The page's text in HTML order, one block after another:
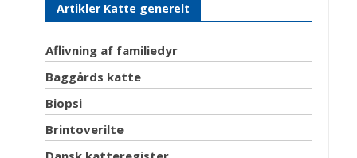
Artikler Katte generelt
Aflivning af familiedyr
Baggårds katte
Biopsi
Brintoverilte